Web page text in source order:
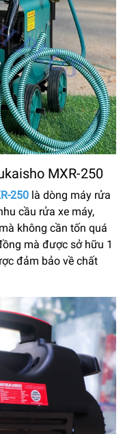
MXR-250
250 là dòng máy rửa
cầu rửa xe máy,
không cần tốn quá
mà được sở hữu 1
đảm bảo về chất